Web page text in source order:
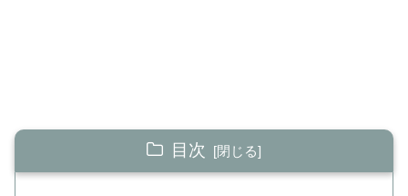
目次